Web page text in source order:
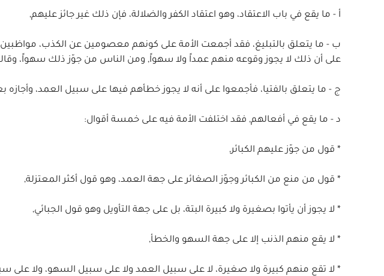
أ - ما يقع في باب الاعتقاد، وهو اعتقاد الكفر والضلالة، فإن ذلك غير جائز عليهم,
ب - ما يتعلق بالتبليغ، فقد أجمعت الأمة على كونهم معصومين عن الكذب، مواظبين على
على أن ذلك لا يجوز وقوعه منهم عمداً ولا سهواً, ومن الناس من جوّز ذلك سهواً،
ج - ما يتعلق بالفتيا، فأجمعوا على أنه لا يجوز خطأهم فيها على سبيل العمد،
د - ما يقع في أفعالهم, فقد اختلفت الأمة فيه على خمسة أقوال:
* قول من جوّز عليهم الكبائر,
* قول من منع من الكبائر وجوّز الصغائر على جهة العمد، وهو قول أكثر المعتزلة,
* لا يجوز أن يأتوا بصغيرة ولا كبيرة البتة، بل على جهة التأويل وهو قول الجبائي,
* لا يقع منهم الذنب إلا على جهة السهو والخطأ,
* لا تقع منهم كبيرة ولا صغيرة، لا على سبيل العمد ولا على سبيل السهو، ولا على